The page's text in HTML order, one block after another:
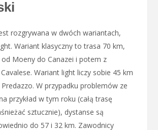
rozgrywana w dwóch wariantach,
Wariant klasyczny to trasa 70 km,
Moeny do Canazei i potem z
Wariant light liczy sobie 45 km
W przypadku problemów ze
przykład w tym roku (całą trasę
sztucznie), dystanse są
do 57 i 32 km. Zawodnicy